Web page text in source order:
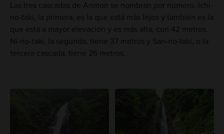
Las tres cascadas de Anmon se nombran por número. Ichi-
no-taki, la primera, es la que está más lejos y también es la
que está a mayor elevación y es más alta, con 42 metros.
Ni-no-taki, la segunda, tiene 37 metros y San-no-taki, o la
tercera cascada, tiene 26 metros.